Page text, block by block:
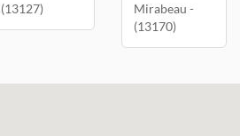
(13127)
Mirabeau -
(13170)